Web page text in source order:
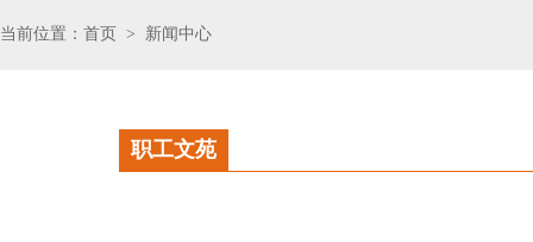
当前位置：首页 > 新闻中心
职工文苑